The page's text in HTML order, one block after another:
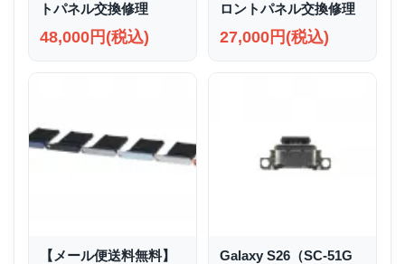
トパネル交換修理
48,000円(税込)
ロントパネル交換修理
27,000円(税込)
【メール便送料無料】
Galaxy S26（SC-51G